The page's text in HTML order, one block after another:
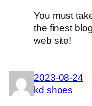
You must
the finest
web site!
2023-08-24
kd shoes